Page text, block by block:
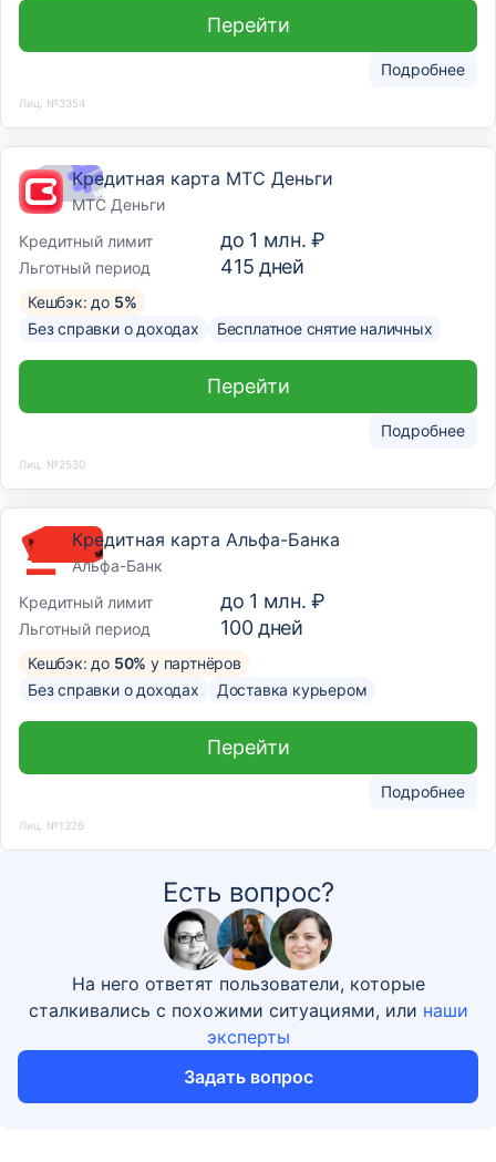
Подробнее
Перейти
Лиц. №3354
Кредитная карта МТС Деньги
МТС Деньги
Кредитный лимит
до 1 млн. ₽
Льготный период 415 дней
Кешбэк: до 5%
Без справки о доходах
Бесплатное снятие наличных
Подробнее
Перейти
Лиц. №2530
Кредитная карта Альфа-Банка
Альфа-Банк
Кредитный лимит
до 1 млн. ₽
Льготный период 100дней
Кешбэк: до 50% у партнёров
Без справки о доходах
Доставка курьером
Подробнее
Перейти
Лиц. №1326
Есть вопрос?
На него ответят пользователи, которые
сталкивались с похожими ситуациями, или наши
эксперты
Задать вопрос